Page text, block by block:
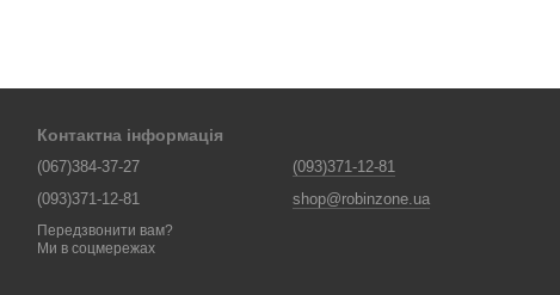
Контактна інформація
(067)384-37-27
(093)371-12-81
Передзвонити вам?
(093)371-12-81
shop@robinzone.ua
Ми в соцмережах